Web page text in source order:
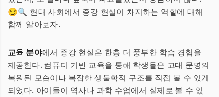
😏🔍 현대 사회에서 증강 현실이 차지하는 역할에 대해
함께 알아보자.
교육 분야에서 증강 현실은 한층 더 풍부한 학습 경험을
제공한다. 컴퓨터 기반 교육을 통해 학생들은 고대 문명의
복원된 모습이나 복잡한 생물학적 구조를 직접 볼 수 있게
되었다. 아이들이 역사나 과학 수업에서 실제로 볼 수 있